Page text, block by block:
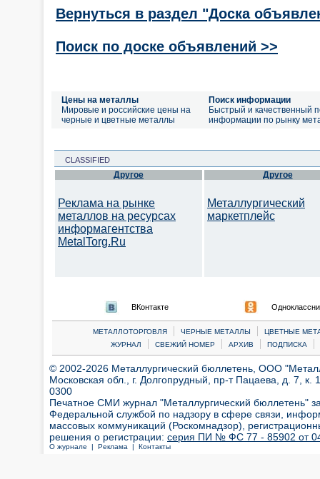
Вернуться в раздел "Доска
Поиск по доске объявлений >>
Цены на металлы
Мировые и российские цены на
черные и цветные металлы
Поиск информации
Быстрый и качественный
информации по рынку
CLASSIFIED
Другое
Реклама на рынке
металлов на ресурсах
информагентства
MetalTorg.Ru
Другое
Металлургический
маркетплейс
ВКонтакте
МЕТАЛЛОТОРГОВЛЯ | ЧЕРНЫЕ МЕТАЛЛЫ |
ЦВЕТНЫЕ
ЖУРНАЛ
| СВЕЖИЙ НОМЕР | АРХИВ | ПОДПИСКА |
© 2002-2026 Металлургический бюллетень, ООО
Московская обл., г. Долгопрудный, пр-т Пацаева, д. 7,
0300
Печатное СМИ журнал "Металлургический бюллетень"
Федеральной службой по надзору в сфере связи,
массовых коммуникаций (Роскомнадзор),
решения о регистрации: серия ПИ № ФС 77 - 85902 от 04
О журнале | Реклама | Контакты